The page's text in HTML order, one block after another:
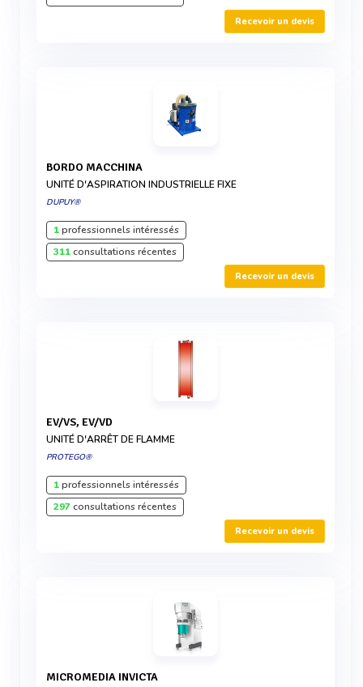
Recevoir un devis
BORDO MACCHINA
UNITÉ D'ASPIRATION INDUSTRIELLE FIXE
DUPUY®
1professionnels intéressés
311consultations récentes
Recevoir un devis
EV/VS, EV/VD
UNITÉ D'ARRÊT DE FLAMME
PROTEGO®
1professionnels intéressés
297consultations récentes
Recevoir un devis
MICROMEDIA INVICTA